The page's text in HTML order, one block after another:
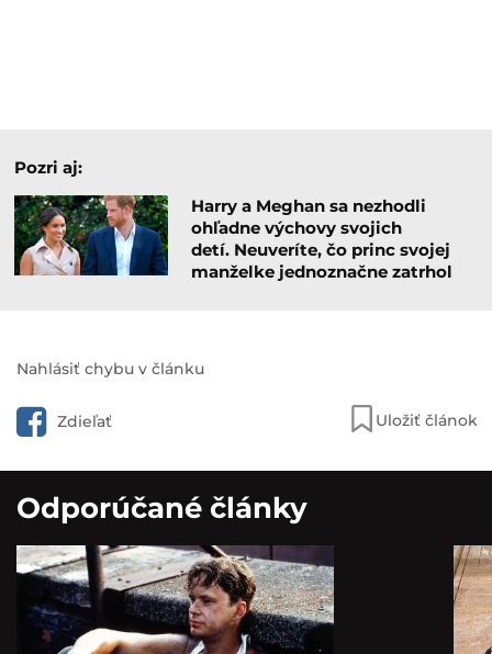
Pozri aj:
Harry a Meghan sa nezhodli
ohľadne výchovy svojich
detí. Neuveríte, čo princ svojej
manželke jednoznačne zatrhol
Nahlásiť chybu v článku
Zdieľať Uložiť článok
Odporúčané články